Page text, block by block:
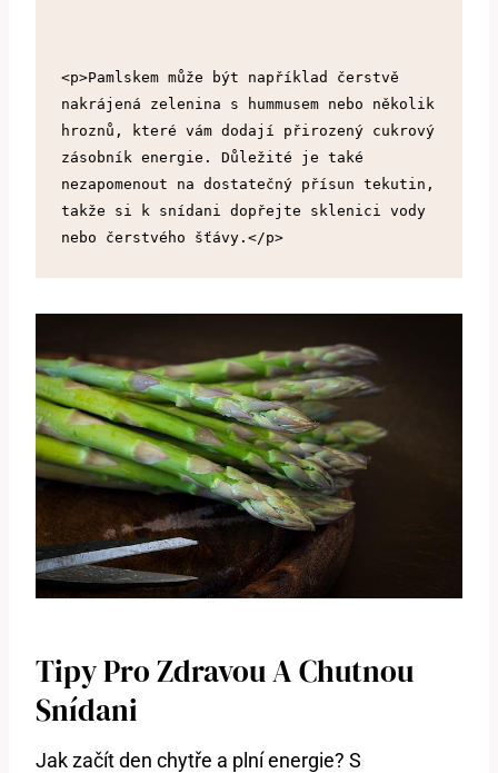
<p>Pamlskem může být například čerstvě
nakrájená zelenina s hummusem nebo několik
hroznů, které vám dodají přirozený cukrový
zásobník energie. Důležité je také
nezapomenout na dostatečný přísun tekutin,
takže si k snídani dopřejte sklenici vody
nebo čerstvého šťávy.</p>
Tipy Pro Zdravou A Chutnou
Snídani
Jak začít den chytře a plní energie? S